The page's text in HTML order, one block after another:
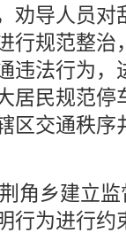
劝导人员对
行规范整治
违法行为，
居民规范停
区交通秩序
角乡建立
行为进行约